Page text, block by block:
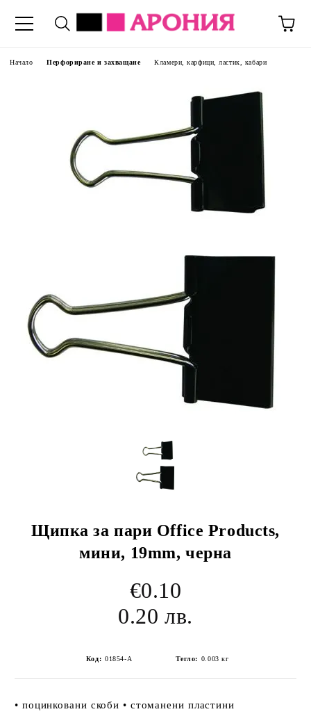
Начало Перфориране и захващане Кламери, карфици, ластик, кабари
Щипка за пари Office Products,
мини, 19mm, черна
€0.10
0.20 лв.
Код: 01854-А Тегло: 0.003 кг
• поцинковани скоби • стоманени пластини